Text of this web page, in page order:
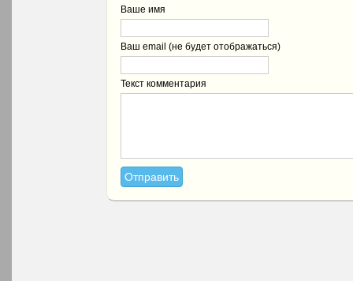
Ваше имя
Ваш email (не будет отображаться)
Текст комментария